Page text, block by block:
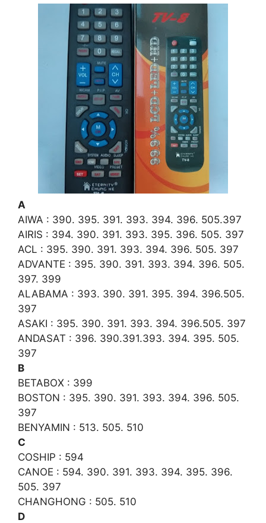
A
AIWA : 390. 395. 391. 393. 394. 396. 505.397
AIRIS : 394. 390. 391. 393. 395. 396. 505. 397
ACL : 395. 390. 391. 393. 394. 396. 505. 397
ADVANTE : 395. 390. 391. 393. 394. 396. 505.
397. 399
ALABAMA : 393. 390. 391. 395. 394. 396.505.
397
ASAKI : 395. 390. 391. 393. 394. 396.505. 397
ANDASAT : 396. 390.391.393. 394. 395. 505.
397
B
BETABOX : 399
BOSTON : 395. 390. 391. 393. 394. 396. 505.
397
BENYAMIN : 513. 505. 510
C
COSHIP : 594
CANOE : 594. 390. 391. 393. 394. 395. 396.
505. 397
CHANGHONG : 505. 510
D